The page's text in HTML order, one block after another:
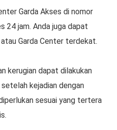
Garda Akses di nomor
24 jam. Anda juga dapat
Garda Center terdekat.
kerugian dapat dilakukan
kejadian dengan
sesuai yang tertera